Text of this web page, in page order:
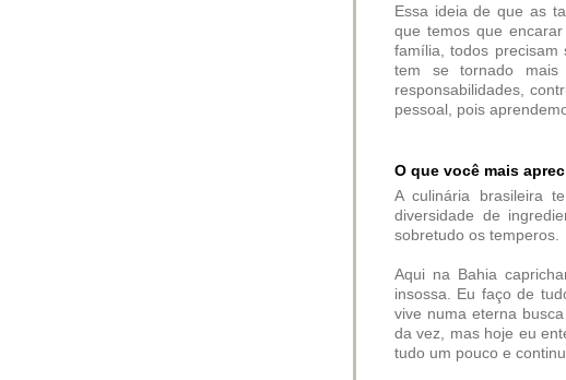
Essa ideia de que as
que temos que
família, todos precisam
tem se tornado
responsabilidades,
pessoal, pois
O que você mais
A culinária brasileira
diversidade de
sobretudo os temperos.
Aqui na Bahia
insossa. Eu faço de
vive numa eterna
da vez, mas hoje eu
tudo um pouco e